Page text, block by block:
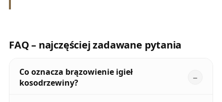
FAQ – najczęściej zadawane pytania
Co oznacza brązowienie igieł
kosodrzewiny?